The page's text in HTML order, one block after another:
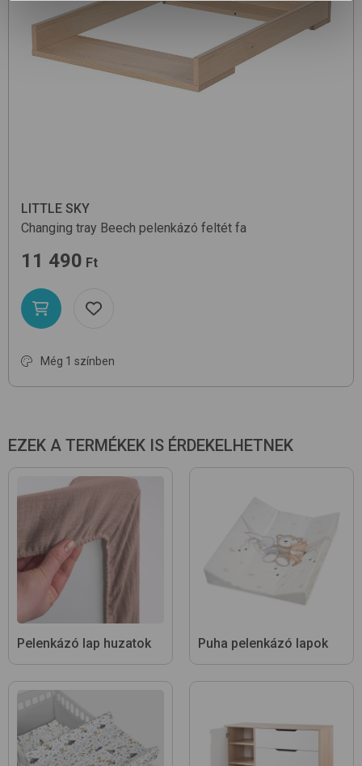
LITTLE SKY
Changing tray Beech pelenkázó feltét fa
11 490 Ft
Még 1 színben
EZEK A TERMÉKEK IS ÉRDEKELHETNEK
Pelenkázó lap huzatok Puha pelenkázó lapok